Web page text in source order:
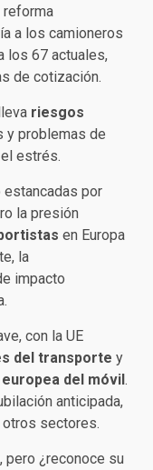
reforma
a los camioneros
los 67 actuales,
de cotización.
riesgos
y problemas de
estrés.
estancadas por
la presión
en Europa
la
impacto
con la UE
del transporte y
del móvil.
anticipada,
sectores.
pero ¿reconoce su